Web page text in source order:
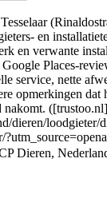
en
en verwante
Places-
service, nette
opmerkingen dat
nakomt. ([trustoo.nl]
dieren/loodgieter/
Dieren,